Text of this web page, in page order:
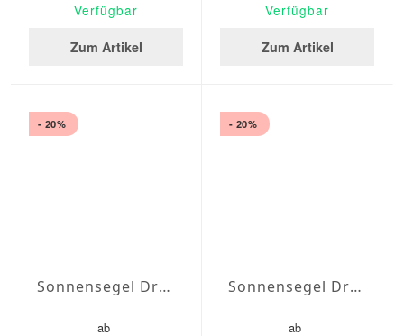
Verfügbar
Zum Artikel
Verfügbar
Zum Artikel
- 20%
Sonnensegel Dreieck gleichschenklig Wasserabweisend Agora 4 x 4 x 4m
ab
- 20%
Sonnensegel Dreieck gleichschenklig Wasserabweisend Agora 4,5 x 4,5 x 4,5m
ab